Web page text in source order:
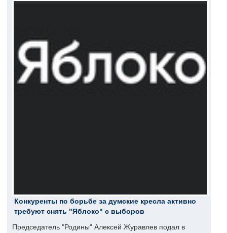
Конкуренты по борьбе за думские кресла активно
требуют снять "Яблоко" с выборов
Председатель "Родины" Алексей Журавлев подал в